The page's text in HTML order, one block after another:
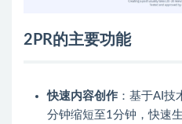
2PR的主要功能
快速内容创作 ：基于AI
分钟缩短至1分钟，快速